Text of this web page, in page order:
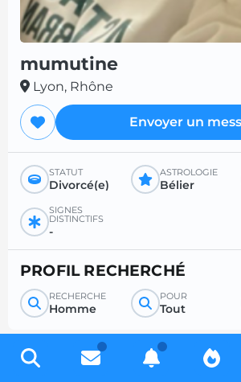
mumutine
Lyon, Rhône
Envoyer un
STATUT
Divorcé(e)
ASTROLOGIE
Bélier
SIGNES
DISTINCTIFS
-
PROFIL RECHERCHÉ
RECHERCHE
Homme
POUR
Tout
Inscrivez-vous gratuitement pour